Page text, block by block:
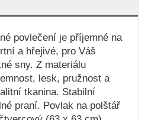
povlečení je příjemné na
a hřejivé, pro Váš
sny. Z materiálu
lesk, pružnost a
tkanina. Stabilní
praní. Povlak na polštář